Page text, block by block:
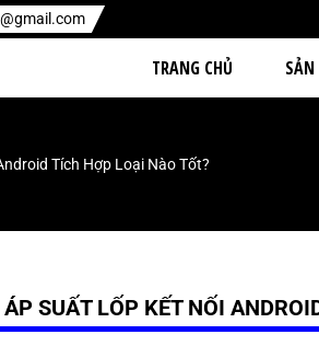
TRANG CHỦ
Tích Hợp Loại Nào Tốt?
SUẤT LỐP KẾT NỐI